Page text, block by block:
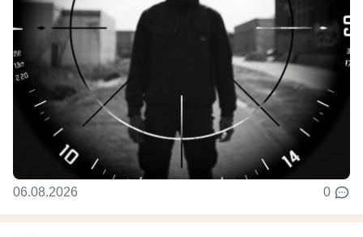
06.08.2026 0